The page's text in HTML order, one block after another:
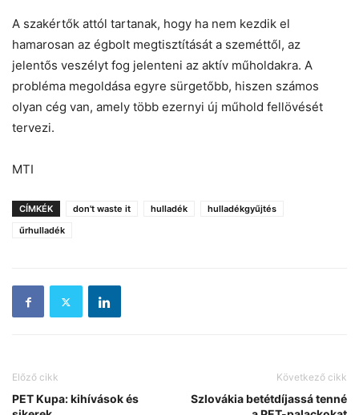
A szakértők attól tartanak, hogy ha nem kezdik el
hamarosan az égbolt megtisztítását a szeméttől, az
jelentős veszélyt fog jelenteni az aktív műholdakra. A
probléma megoldása egyre sürgetőbb, hiszen számos
olyan cég van, amely több ezernyi új műhold fellövését
tervezi.
MTI
CÍMKÉK don't waste it hulladék
hulladékgyűjtés
űrhulladék
Előző cikk
PET Kupa: kihívások és
Következő cikk
Szlovákia betétdíjassá tenné